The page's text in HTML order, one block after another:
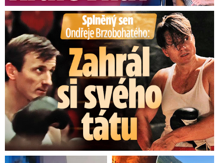
Splněný sen Ondřeje Brzobohatého: Zahrál si svého tátu